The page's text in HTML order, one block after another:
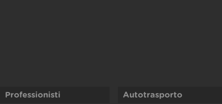
Professionisti Autotrasporto